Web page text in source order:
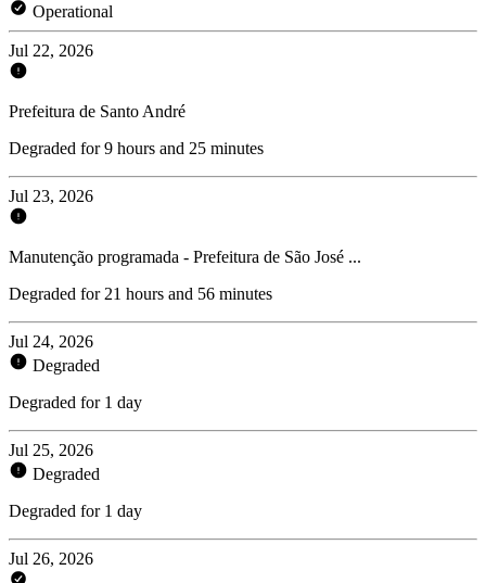
Operational
Jul 22, 2026
Prefeitura de Santo André
Degraded for 9 hours and 25 minutes
Jul 23, 2026
Manutenção programada - Prefeitura de São José ...
Degraded for 21 hours and 56 minutes
Jul 24, 2026
Degraded
Degraded for 1 day
Jul 25, 2026
Degraded
Degraded for 1 day
Jul 26, 2026